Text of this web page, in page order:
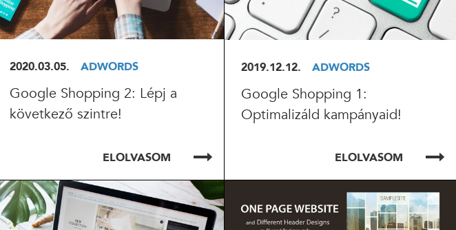
2020.03.05. ADWORDS
Google Shopping 2: Lépj a
következő szintre!
ELOLVASOM
2019.12.12. ADWORDS
Google Shopping 1:
Optimalizáld kampányaid!
ELOLVASOM